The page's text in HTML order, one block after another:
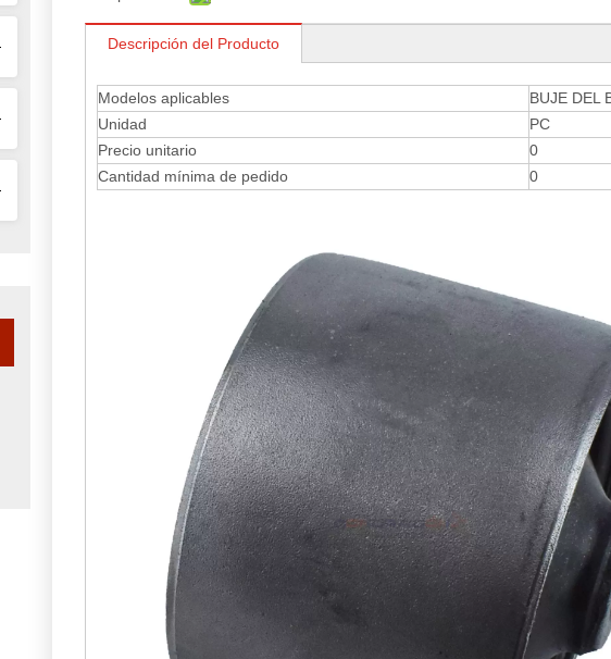
Descripción del Producto
Modelos aplicables
BUJE DEL
Unidad
PC
Precio unitario
0
Cantidad mínima de pedido
0